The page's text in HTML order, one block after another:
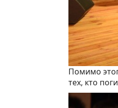
Помимо
тех, кто